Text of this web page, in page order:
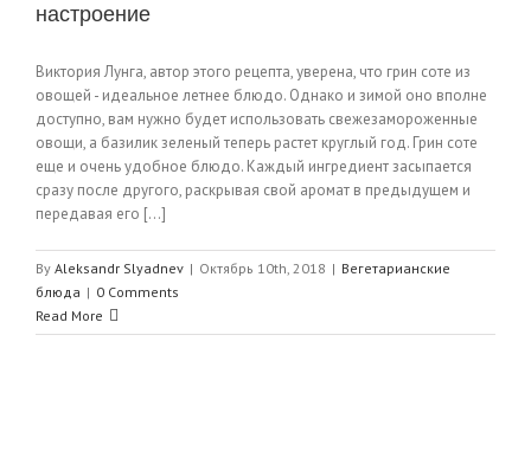
настроение
Виктория Лунга, автор этого рецепта, уверена, что грин соте из
овощей - идеальное летнее блюдо. Однако и зимой оно вполне
доступно, вам нужно будет использовать свежезамороженные
овощи, а базилик зеленый теперь растет круглый год. Грин соте
еще и очень удобное блюдо. Каждый ингредиент засыпается
сразу после другого, раскрывая свой аромат в предыдущем и
передавая его [...]
By Aleksandr Slyadnev | Октябрь 10th, 2018 | Вегетарианские
блюда | 0 Comments
Read More